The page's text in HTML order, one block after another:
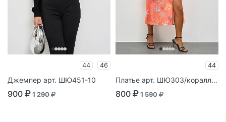
44 46
Джемпер арт. ШЮ451-10
900 1 290
44
Платье арт. ШЮ303/коралловый
800 1 590